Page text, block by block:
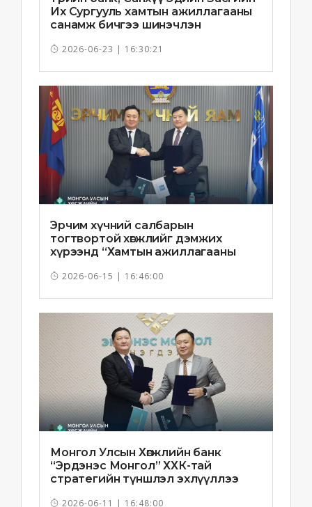
Их Сургууль хамтын ажиллагааны
санамж бичгээ шинэчлэн
2026-06-23 | 16:30:21
Эрчим хүчний салбарын
тогтвортой хөгжлийг дэмжих
хүрээнд “Хамтын ажиллагааны
2026-06-15 | 16:46:00
Монгол Улсын Хөгжлийн банк
“Эрдэнэс Монгол” ХХК-тай
стратегийн түншлэл эхлүүллээ
2026-06-11 | 16:48:00